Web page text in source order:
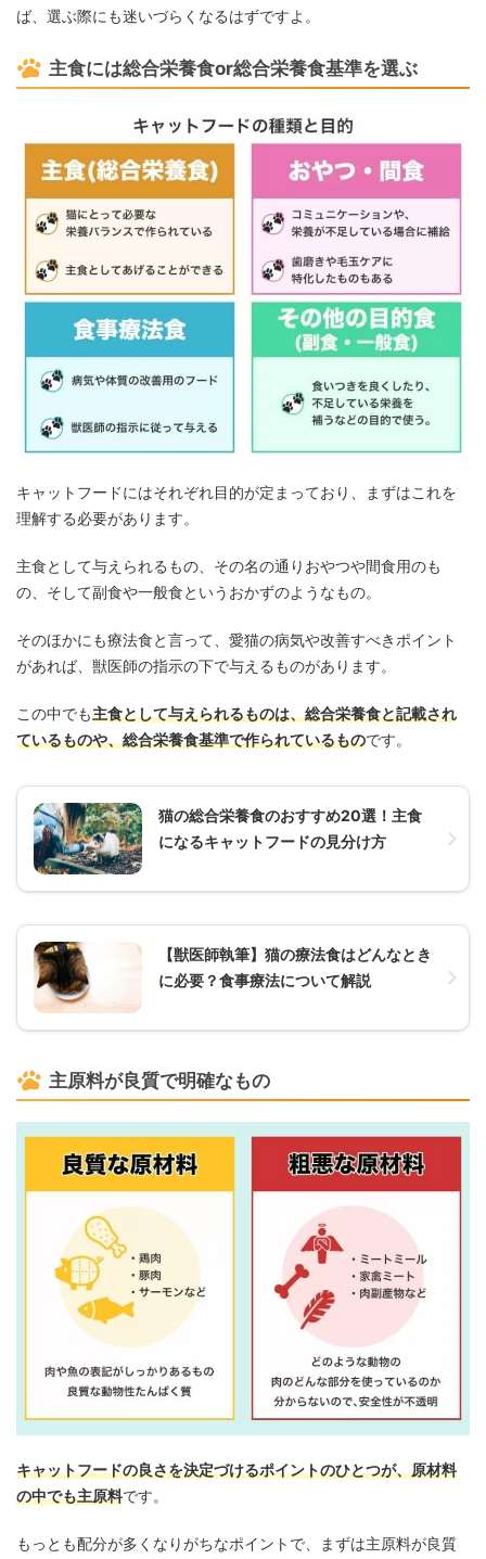
ば、選ぶ際にも迷いづらくなるはずですよ。
主食には総合栄養食or総合栄養食基準を選ぶ
キャットフードにはそれぞれ目的が定まっており、まずはこれを
理解する必要があります。
主食として与えられるもの、その名の通りおやつや間食用のも
の、そして副食や一般食というおかずのようなもの。
そのほかにも療法食と言って、愛猫の病気や改善すべきポイント
があれば、獣医師の指示の下で与えるものがあります。
この中でも主食として与えられるものは、総合栄養食と記載され
ているものや、総合栄養食基準で作られているものです。
猫の総合栄養食のおすすめ20選！主食
になるキャットフードの見分け方
【獣医師執筆】猫の療法食はどんなとき
に必要？食事療法について解説
主原料が良質で明確なもの
キャットフードの良さを決定づけるポイントのひとつが、原材料
の中でも主原料です。
もっとも配分が多くなりがちなポイントで、まずは主原料が良質